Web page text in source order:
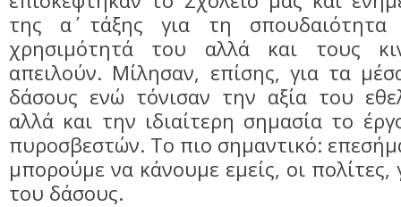
της α΄ τάξης για τη
χρησιμότητά του αλλά και τους
απειλούν. Μίλησαν, επίσης, για τα
δάσους ενώ τόνισαν την αξία του
αλλά και την ιδιαίτερη σημασία το
πυροσβεστών. Το πιο σημαντικό:
μπορούμε να κάνουμε εμείς, οι πολίτες,
του δάσους.